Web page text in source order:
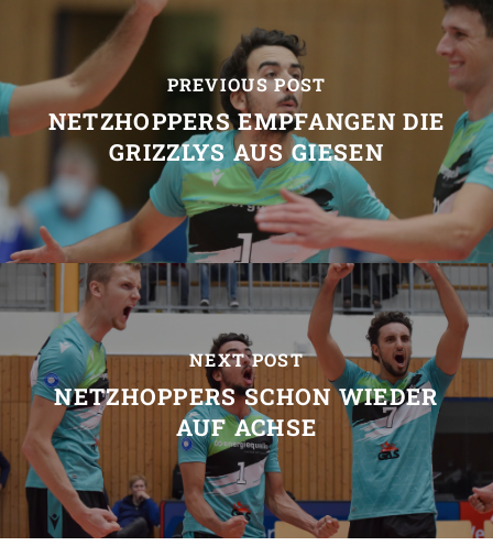
PREVIOUS POST
NETZHOPPERS EMPFANGEN DIE
GRIZZLYS AUS GIESEN
NEXT POST
NETZHOPPERS SCHON WIEDER
AUF ACHSE